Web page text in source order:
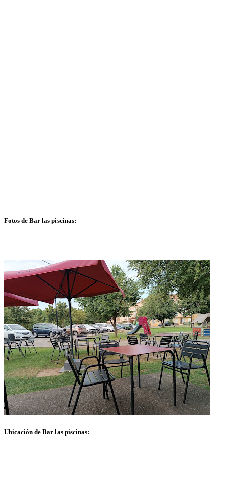
Fotos de Bar las piscinas:
Ubicación de Bar las piscinas: